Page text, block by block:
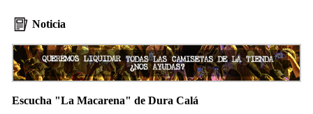
Noticia
Escucha "La Macarena" de Dura Calá